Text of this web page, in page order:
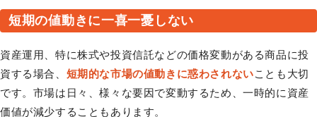
短期の値動きに一喜一憂しない
資産運用、特に株式や投資信託などの価格変動がある商品に投
資する場合、 短期的な市場の値動きに惑わされないことも大切
です。市場は日々、様々な要因で変動するため、一時的に資産
価値が減少することもあります。